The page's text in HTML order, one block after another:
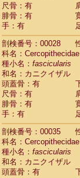
Cebidae
Cebidae
Atelidae
Atelidae
Atelidae
Atelidae
Atelidae
Atelidae
Atelidae
Atelidae
Atelidae
Atelidae
Pitheciidae
Pitheciidae
Pitheciidae
Pitheciidae
Pitheciidae
尺骨：有
腓骨：有
手：有
剖検番号：00028
科名：Cercopithecidae
種小名： fascicularis
和名：カニクイザル
頭蓋骨：有
尺骨：有
腓骨：有
手：有
剖検番号：00035
科名：Cercopithecidae
種小名： fascicularis
和名：カニクイザル
頭蓋骨：有